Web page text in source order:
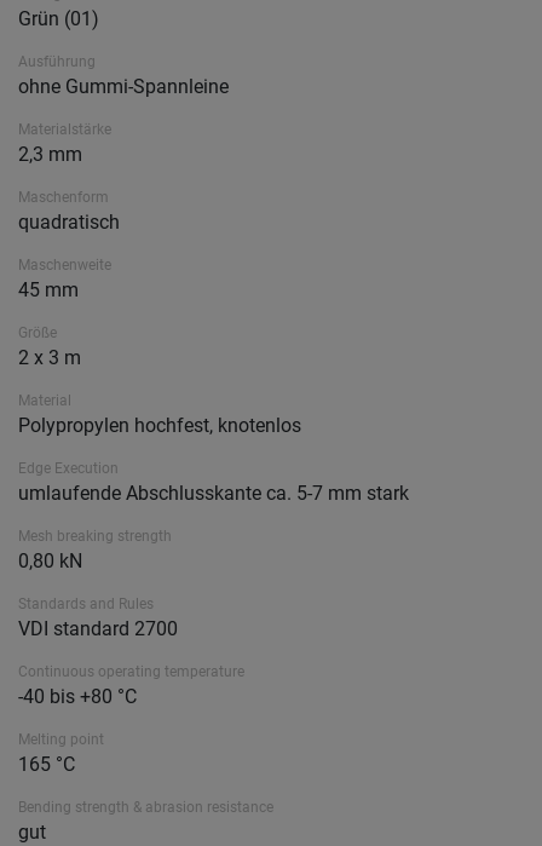
Grün (01)
Ausführung
ohne Gummi-Spannleine
Materialstärke
2,3 mm
Maschenform
quadratisch
Maschenweite
45 mm
Größe
2 x 3 m
Material
Polypropylen hochfest, knotenlos
Edge Execution
umlaufende Abschlusskante ca. 5-7 mm stark
Mesh breaking strength
0,80 kN
Standards and Rules
VDI standard 2700
Continuous operating temperature
-40 bis +80 °C
Melting point
165 °C
Bending strength & abrasion resistance
gut